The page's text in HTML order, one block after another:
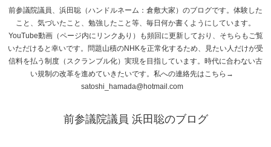
前参議院議員、浜田聡（ハンドルネーム：倉敷大家）のブログです。体験した
こと、気づいたこと、勉強したこと等、毎日何か書くようにしています。
YouTube動画（ページ内にリンクあり）も頻回に更新しており、そちらもご覧
いただけると幸いです。問題山積のNHKを正常化するため、見たい人だけが受
信料を払う制度（スクランブル化）実現を目指しています。時代に合わない古
い規制の改革を進めていきたいです。私への連絡先はこちら→
satoshi_hamada@hotmail.com
前参議院議員 浜田聡のブログ